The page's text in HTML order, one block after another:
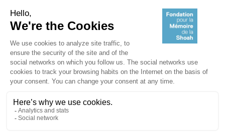
Mémoires vives
Useful links
Shoah Memorial
The Milles camp
Akadem
mahJ